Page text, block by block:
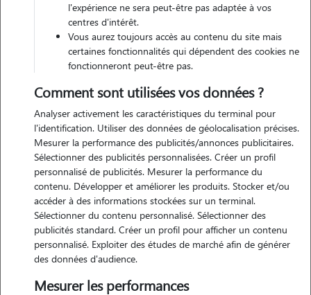
Nos familles d'accueil à Le Havre
(76600)
l'expérience ne sera peut-être pas adaptée à vos
centres d'intérêt.
Vous aurez toujours accès au contenu du site mais
certaines fonctionnalités qui dépendent des cookies ne
fonctionneront peut-être pas.
Comment sont utilisées vos données ?
Analyser activement les caractéristiques du terminal pour
l'identification. Utiliser des données de géolocalisation précises.
Mesurer la performance des publicités/annonces publicitaires.
Sélectionner des publicités personnalisées. Créer un profil
personnalisé de publicités. Mesurer la performance du
contenu. Développer et améliorer les produits. Stocker et/ou
accéder à des informations stockées sur un terminal.
Sélectionner du contenu personnalisé. Sélectionner des
publicités standard. Créer un profil pour afficher un contenu
personnalisé. Exploiter des études de marché afin de générer
des données d'audience.
Mesurer les performances